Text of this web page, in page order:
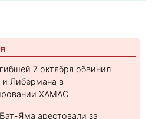
7 октября обвинил
и Либермана в
ХАМАС
Яма арестовали за